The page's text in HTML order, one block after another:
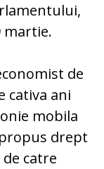
martie.
de
cativa ani
mobila
drept
catre